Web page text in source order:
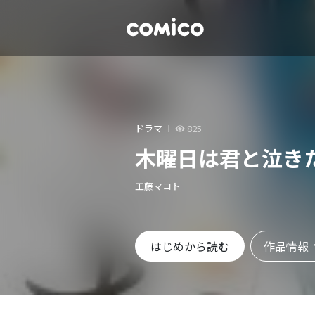
ドラマ 825
木曜日は君と泣き
工藤マコト
はじめから読む 作品情報